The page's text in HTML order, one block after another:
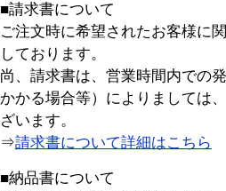
■請求書について
ご注文時に希望されたお客様に
しております。
尚、請求書は、営業時間内での
かかる場合等）によりましては
ざいます。
⇒請求書について詳細はこちら
■納品書について